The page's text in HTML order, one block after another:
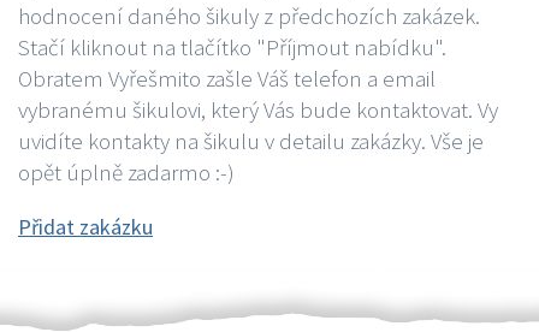
hodnocení daného šikuly z předchozích zakázek.
Stačí kliknout na tlačítko "Příjmout nabídku".
Obratem Vyřešmito zašle Váš telefon a email
vybranému šikulovi, který Vás bude kontaktovat. Vy
uvidíte kontakty na šikulu v detailu zakázky. Vše je
opět úplně zadarmo :-)
Přidat zakázku